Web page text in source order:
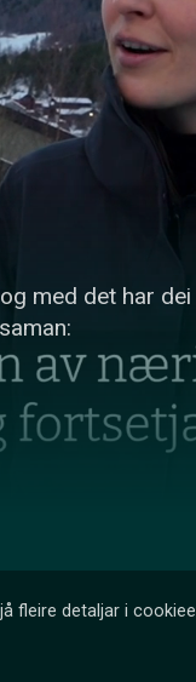
med det har
fleire detaljar i